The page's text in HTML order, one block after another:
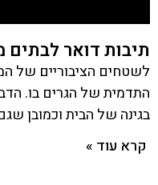
תיבות דואר
לשטחים הציבוריים של
התדמית של הגרים בו.
בגינה של הבית וכמובן
קרא עוד »